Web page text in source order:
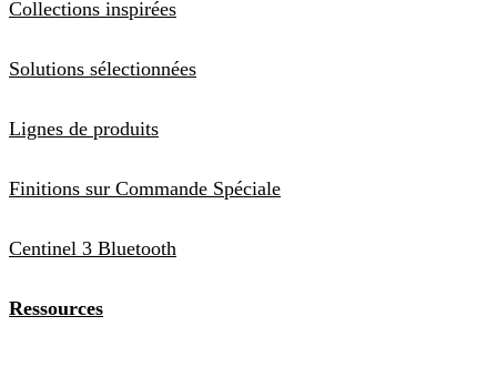
Collections inspirées
Solutions sélectionnées
Lignes de produits
Finitions sur Commande Spéciale
Centinel 3 Bluetooth
Ressources